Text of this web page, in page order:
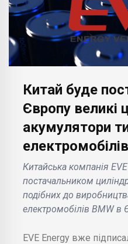
Китай буде
Європу великі
акумулятори
Китайська компанія
постачальником
подібних до
електромобілів BMW в
EVE Energy вже